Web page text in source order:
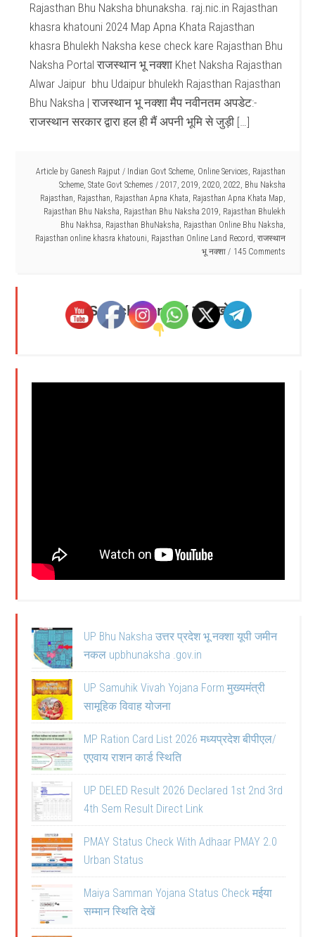
Rajasthan Bhu Naksha bhunaksha. raj.nic.in Rajasthan
khasra khatouni 2024 Map Apna Khata Rajasthan
khasra Bhulekh Naksha kese check kare Rajasthan Bhu
Naksha Portal राजस्थान भू नक्शा Khet Naksha Rajasthan
Alwar Jaipur bhu Udaipur bhulekh Rajasthan Rajasthan
Bhu Naksha | राजस्थान भू नक्शा मैप नवीनतम अपडेट:-
राजस्थान सरकार द्वारा हल ही मैं अपनी भूमि से जुड़ी […]
Article by Ganesh Rajput / Indian Govt Scheme, Online Services, Rajasthan
Scheme, State Govt Schemes / 2017, 2019, 2020, 2022, Bhu Naksha
Rajasthan, Rajasthan, Rajasthan Apna Khata, Rajasthan Apna Khata Map,
Rajasthan Bhu Naksha, Rajasthan Bhu Naksha 2019, Rajasthan Bhulekh
Bhu Nakhsa, Rajasthan BhuNaksha, Rajasthan Online Bhu Naksha,
Rajasthan online khasra khatouni, Rajasthan Online Land Record, राजस्थान
भू नक्शा
145 Comments
Search Here - ( यहाँ खोजें )
UP Bhu Naksha उत्तर प्रदेश भू नक्शा यूपी जमीन
नकल upbhunaksha .gov.in
UP Samuhik Vivah Yojana Form मुख्यमंत्री
सामूहिक विवाह योजना
MP Ration Card List 2026 मध्यप्रदेश बीपीएल/
एएवाय राशन कार्ड स्थिति
UP DELED Result 2026 Declared 1st 2nd 3rd
4th Sem Result Direct Link
PMAY Status Check With Adhaar PMAY 2.0
Urban Status
Maiya Samman Yojana Status Check मईया
सम्मान स्थिति देखें